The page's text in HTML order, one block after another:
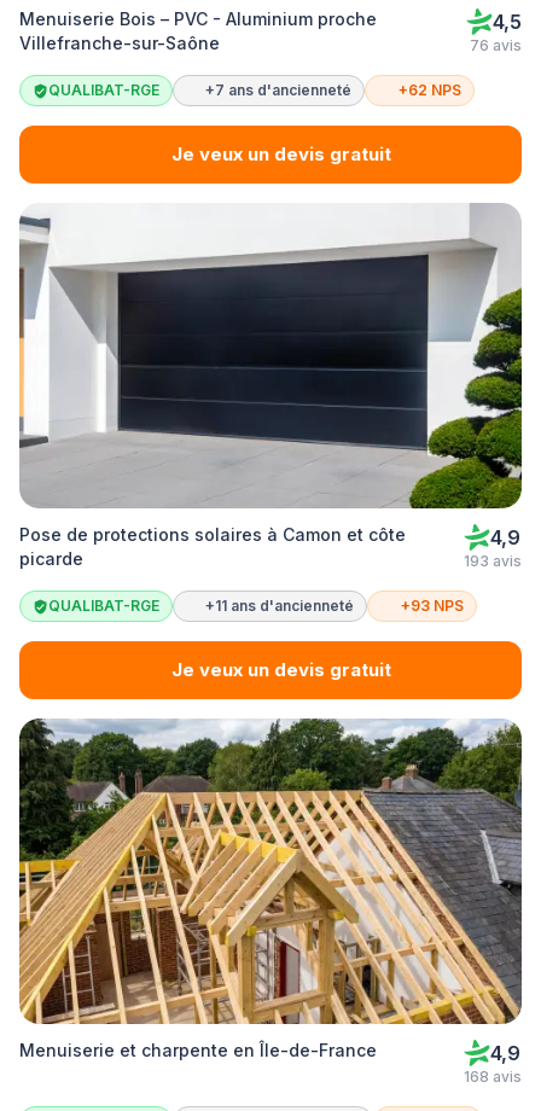
Menuiserie Bois – PVC - Aluminium proche
Villefranche-sur-Saône
4,5
76 avis
QUALIBAT-RGE +7 ans d'ancienneté +62 NPS
Je veux un devis gratuit
Pose de protections solaires à Camon et côte
picarde
4,9
193 avis
QUALIBAT-RGE +11 ans d'ancienneté +93 NPS
Je veux un devis gratuit
Menuiserie et charpente en Île-de-France 4,9
168 avis